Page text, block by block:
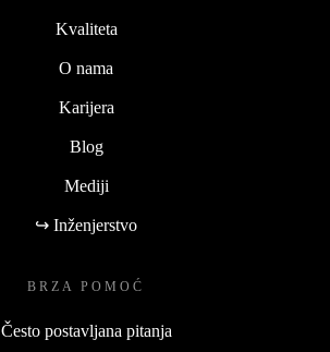
Kvaliteta
O nama
Karijera
Blog
Mediji
↪ Inženjerstvo
BRZA POMOĆ
Često postavljana pitanja